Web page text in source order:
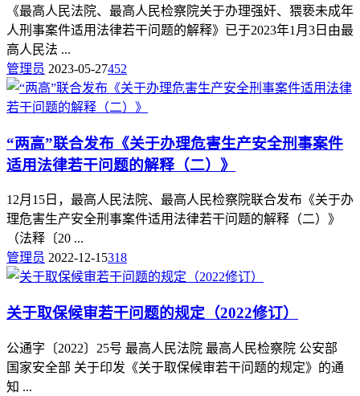
《最高人民法院、最高人民检察院关于办理强奸、猥亵未成年
人刑事案件适用法律若干问题的解释》已于2023年1月3日由最
高人民法 ...
管理员 2023-05-27452
“两高”联合发布《关于办理危害生产安全刑事案件
适用法律若干问题的解释（二）》
12月15日，最高人民法院、最高人民检察院联合发布《关于办
理危害生产安全刑事案件适用法律若干问题的解释（二）》
（法释〔20 ...
管理员 2022-12-15318
关于取保候审若干问题的规定（2022修订）
公通字〔2022〕25号 最高人民法院 最高人民检察院 公安部
国家安全部 关于印发《关于取保候审若干问题的规定》的通
知 ...